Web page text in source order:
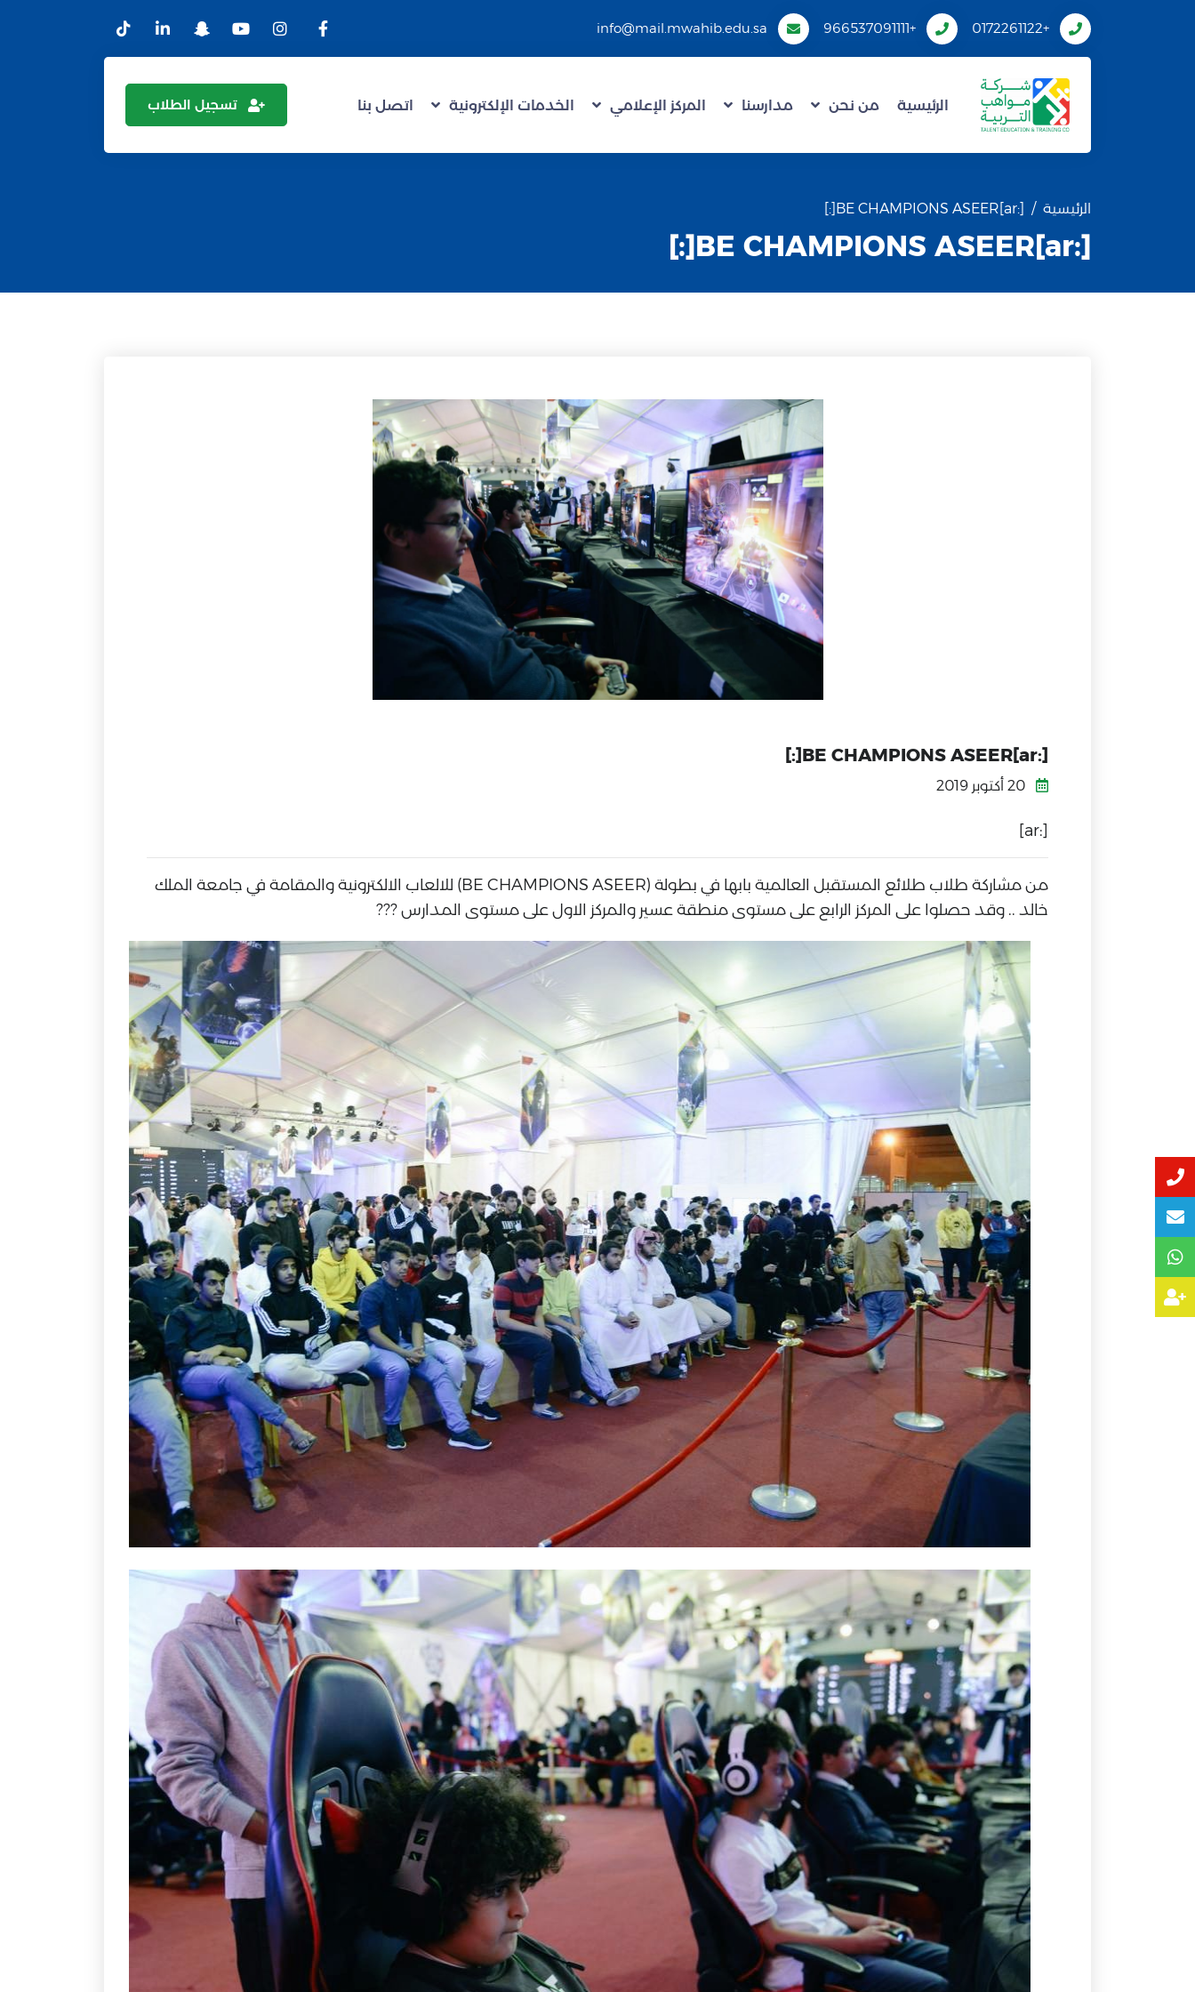
+0172261122
+966537091111
info@mail.mwahib.edu.sa
الرئيسية من نحن مدارسنا المركز الإعلامي الخدمات الإلكترونية اتصل بنا تسجيل الطلاب
الرئيسية [:ar]BE CHAMPIONS ASEER[:]
[:ar]BE CHAMPIONS ASEER[:]
[:ar]BE CHAMPIONS ASEER[:]
[:ar]
من مشاركة طلاب طلائع المستقبل العالمية بابها في بطولة (BE CHAMPIONS ASEER) للالعاب الالكترونية والمقامة في جامعة الملك
خالد .. وقد حصلوا على المركز الرابع على مستوى منطقة عسير والمركز الاول على مستوى المدارس ???